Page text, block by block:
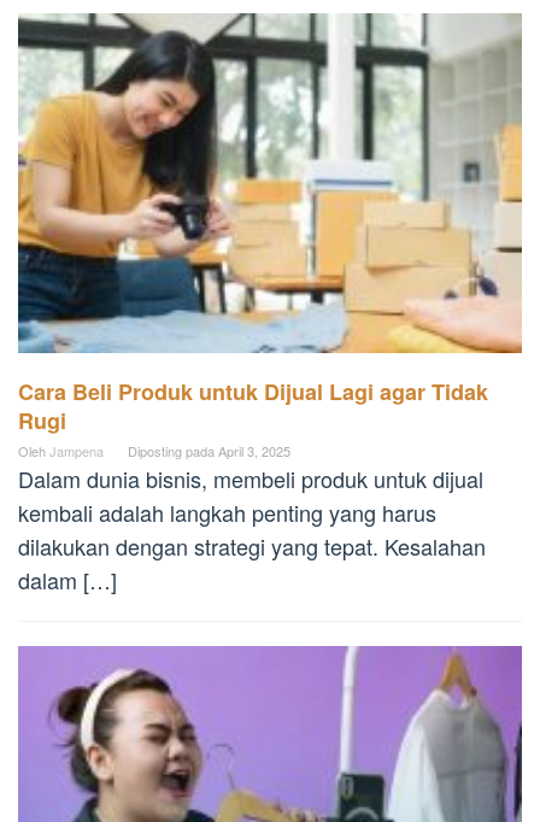
Cara Beli Produk untuk Dijual Lagi agar Tidak
Rugi
OlehJampena Diposting padaApril 3, 2025
Dalam dunia bisnis, membeli produk untuk dijual
kembali adalah langkah penting yang harus
dilakukan dengan strategi yang tepat. Kesalahan
dalam […]